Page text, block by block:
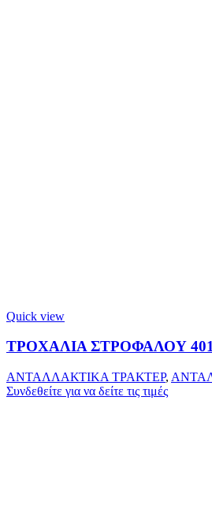
Quick view
ΤΡΟΧΑΛΙΑ ΣΤΡΟΦΑΛΟΥ
ΑΝΤΑΛΛΑΚΤΙΚΑ ΤΡΑΚΤΕΡ,
Συνδεθείτε για να δείτε τις τιμές